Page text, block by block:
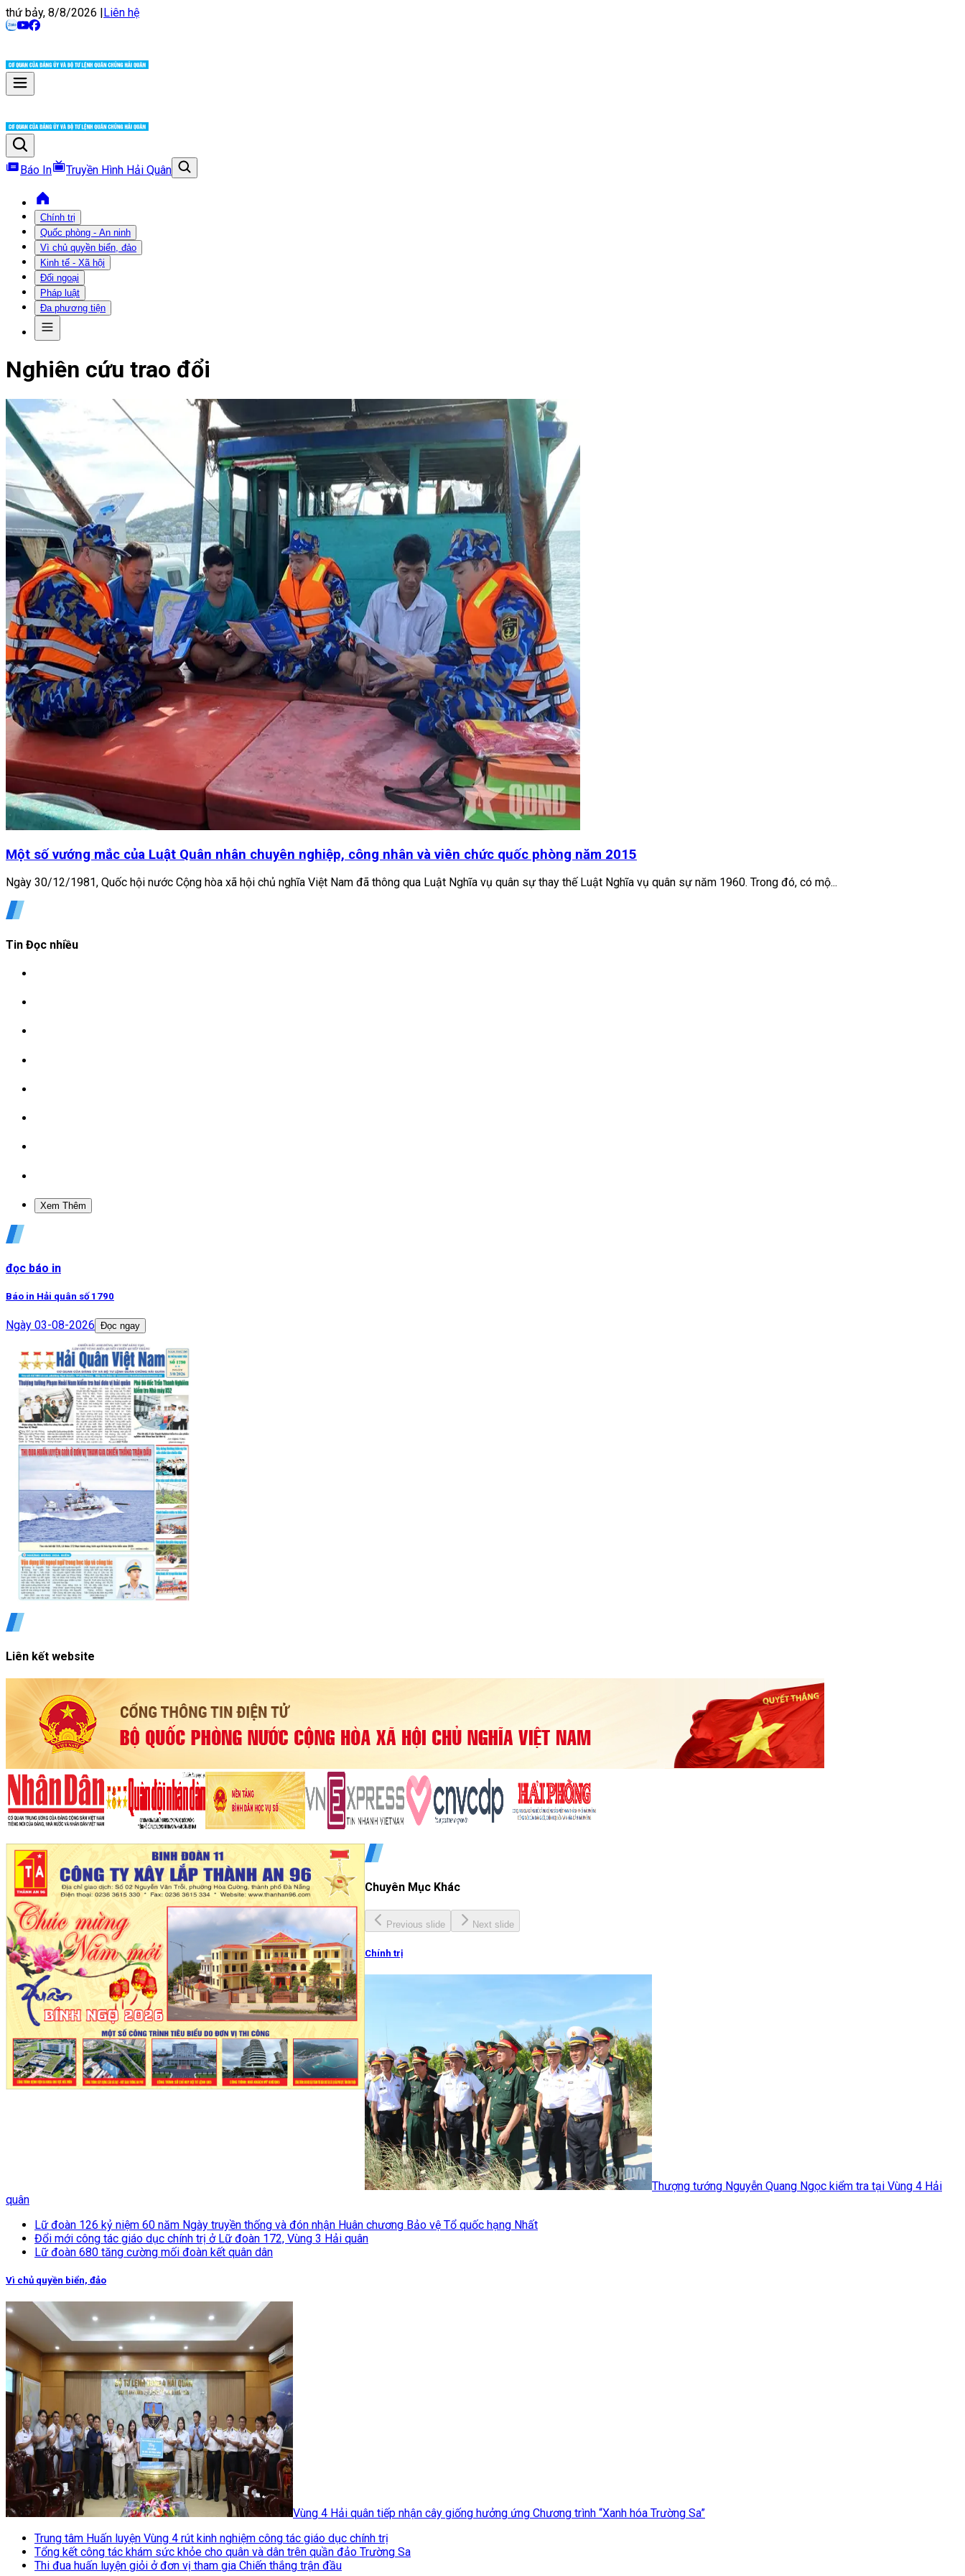
thứ bảy, 8/8/2026 |Liên hệ
Báo In Truyền Hình Hải Quân
Chính trị
Quốc phòng - An ninh
Vì chủ quyền biển, đảo
Kinh tế - Xã hội
Đối ngoại
Pháp luật
Đa phương tiện
Nghiên cứu trao đổi
Một số vướng mắc của Luật Quân nhân chuyên nghiệp, công nhân và viên chức quốc phòng năm 2015
Ngày 30/12/1981, Quốc hội nước Cộng hòa xã hội chủ nghĩa Việt Nam đã thông qua Luật Nghĩa vụ quân sự thay thế Luật Nghĩa vụ quân sự năm 1960. Trong đó, có mộ...
Tin Đọc nhiều
Xem Thêm
đọc báo in
Báo in Hải quân số 1790
Ngày 03-08-2026 Đọc ngay
Liên kết website
Chuyên Mục Khác
Previous slide Next slide
Chính trị
Thượng tướng Nguyễn Quang Ngọc kiểm tra tại Vùng 4 Hải
quân
Lữ đoàn 126 kỷ niệm 60 năm Ngày truyền thống và đón nhận Huân chương Bảo vệ Tổ quốc hạng Nhất
Đổi mới công tác giáo dục chính trị ở Lữ đoàn 172, Vùng 3 Hải quân
Lữ đoàn 680 tăng cường mối đoàn kết quân dân
Vì chủ quyền biển, đảo
Vùng 4 Hải quân tiếp nhận cây giống hưởng ứng Chương trình “Xanh hóa Trường Sa”
Trung tâm Huấn luyện Vùng 4 rút kinh nghiệm công tác giáo dục chính trị
Tổng kết công tác khám sức khỏe cho quân và dân trên quần đảo Trường Sa
Thi đua huấn luyện giỏi ở đơn vị tham gia Chiến thắng trận đầu